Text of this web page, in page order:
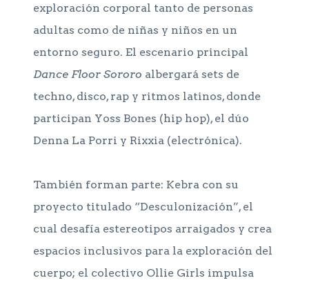
exploración corporal tanto de personas
adultas como de niñas y niños en un
entorno seguro. El escenario principal
Dance Floor Sororo albergará sets de
techno, disco, rap y ritmos latinos, donde
participan Yoss Bones (hip hop), el dúo
Denna La Porri y Rixxia (electrónica).
También forman parte: Kebra con su
proyecto titulado “Desculonización”, el
cual desafía estereotipos arraigados y crea
espacios inclusivos para la exploración del
cuerpo; el colectivo Ollie Girls impulsa